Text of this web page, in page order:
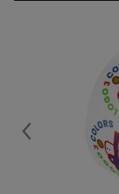
Poprzedni